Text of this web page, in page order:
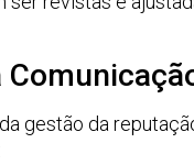
gestão da